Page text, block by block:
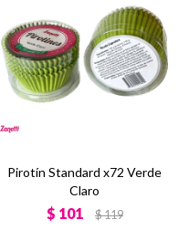
Pirotín Standard x72 Verde
Claro
$ 101 $119